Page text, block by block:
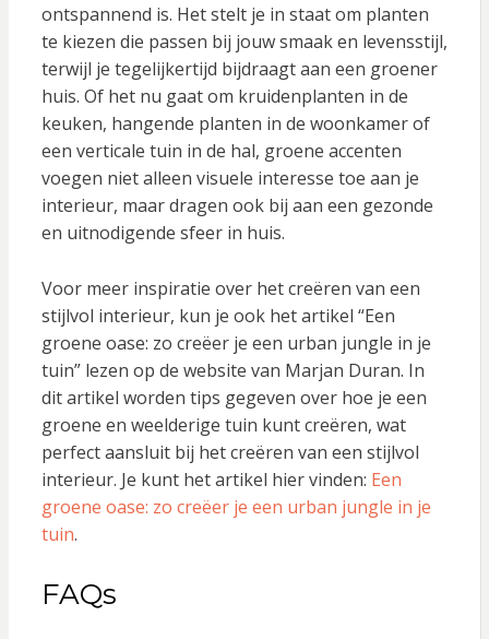
ontspannend is. Het stelt je in staat om planten
te kiezen die passen bij jouw smaak en levensstijl,
terwijl je tegelijkertijd bijdraagt aan een groener
huis. Of het nu gaat om kruidenplanten in de
keuken, hangende planten in de woonkamer of
een verticale tuin in de hal, groene accenten
voegen niet alleen visuele interesse toe aan je
interieur, maar dragen ook bij aan een gezonde
en uitnodigende sfeer in huis.
Voor meer inspiratie over het creëren van een
stijlvol interieur, kun je ook het artikel “Een
groene oase: zo creëer je een urban jungle in je
tuin” lezen op de website van Marjan Duran. In
dit artikel worden tips gegeven over hoe je een
groene en weelderige tuin kunt creëren, wat
perfect aansluit bij het creëren van een stijlvol
interieur. Je kunt het artikel hier vinden: Een
groene oase: zo creëer je een urban jungle in je
tuin.
FAQs